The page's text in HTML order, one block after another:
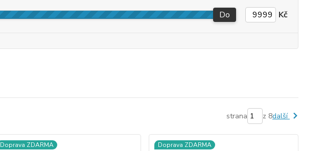
Do Kč
strana z 8další
Doprava ZDARMA Doprava ZDARMA